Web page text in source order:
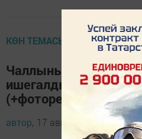
КӨН ТЕМАСЫ
Чаллының 36
ишегалды" бәйрәме
(+фоторепортаж)
автор, 17 август 2021 - 08:04